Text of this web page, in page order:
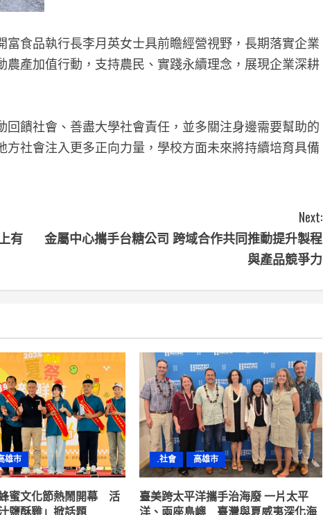
食品執行長李月英女士具前瞻經營視野，長期落實企業
產加值行動，支持農民、實踐永續理念，展現企業深耕
饋社會、善盡大學社會責任，並多關注身邊需要幫助的
社會注入更多正向力量，學校方面未來將持續培育具備
有
Next:
金屬中心攜手台糖公司 跨域合作共同推動提升製程
與產品競爭力
雄市
蜜文化節熱鬧開幕 活
鹽酥雞」掀話題
.社會 高雄市
臺美跨太平洋攜手治海廢 一片太平
洋、兩座島嶼 臺灣與夏威夷深化海